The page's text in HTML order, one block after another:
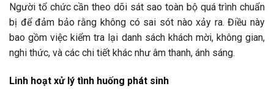
Người tổ chức cần theo dõi sát sao toàn bộ quá trình chuẩn
bị để đảm bảo rằng không có sai sót nào xảy ra. Điều này
bao gồm việc kiểm tra lại danh sách khách mời, không gian,
nghi thức, và các chi tiết khác như âm thanh, ánh sáng.
Linh hoạt xử lý tình huống phát sinh